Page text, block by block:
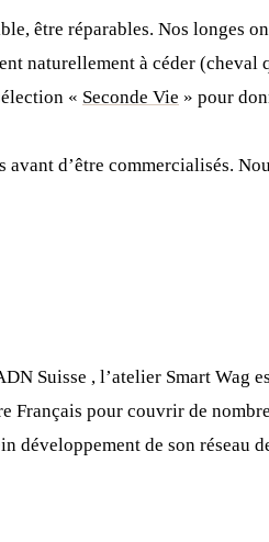
être réparables. Nos longes
naturellement à céder
« Seconde Vie » pour
d’être commercialisés.
Suisse , l’atelier Smart Wag
Français pour couvrir de
de son réseau